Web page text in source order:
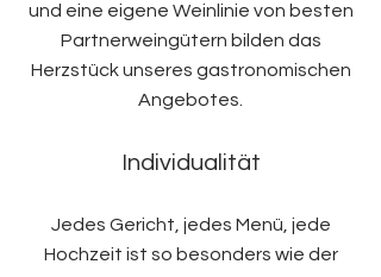
und eine eigene Weinlinie von besten
Partnerweingütern bilden das
Herzstück unseres gastronomischen
Angebotes.
Individualität
Jedes Gericht, jedes Menü, jede
Hochzeit ist so besonders wie der